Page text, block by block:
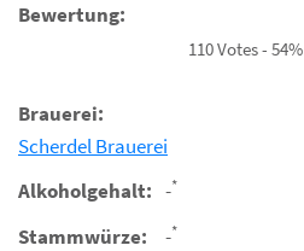
Bewertung:
110 Votes - 54%
Brauerei:
Scherdel Brauerei
Alkoholgehalt: -*
Stammwürze: -*